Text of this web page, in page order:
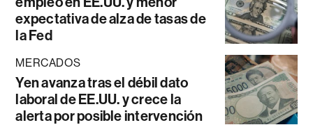
expectativa de alza de tasas de
la Fed
MERCADOS
Yen avanza tras el débil dato
laboral de EE.UU. y crece la
alerta por posible intervención